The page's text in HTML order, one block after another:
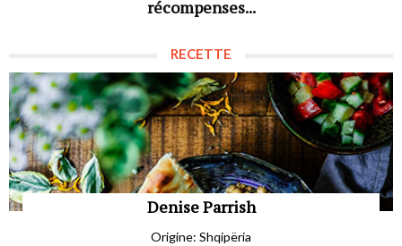
récompenses...
RECETTE
Denise Parrish
Origine: Shqipëria